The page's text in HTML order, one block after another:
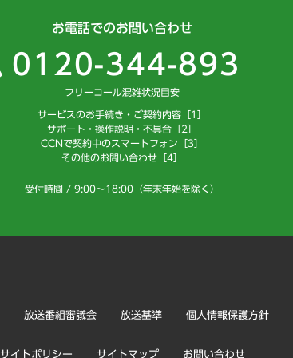
お電話でのお問い合わせ
0120-344-893
フリーコール混雑状況目安
サービスのお手続き・ご契約内容［1］
サポート・操作説明・不具合［2］
CCNで契約中のスマートフォン［3］
その他のお問い合わせ［4］
受付時間 / 9:00～18:00（年末年始を除く）
放送番組審議会 放送基準 個人情報保護方針
サイトポリシー サイトマップ お問い合わせ